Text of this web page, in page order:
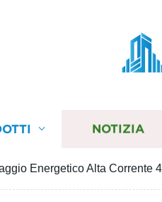
NOTIZIA
Energetico Alta Corrente